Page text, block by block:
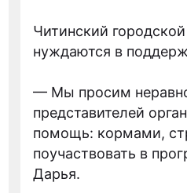
Читинский
нуждаются в
— Мы просим
представителей
помощь: кормами,
поучаствовать в
Дарья.